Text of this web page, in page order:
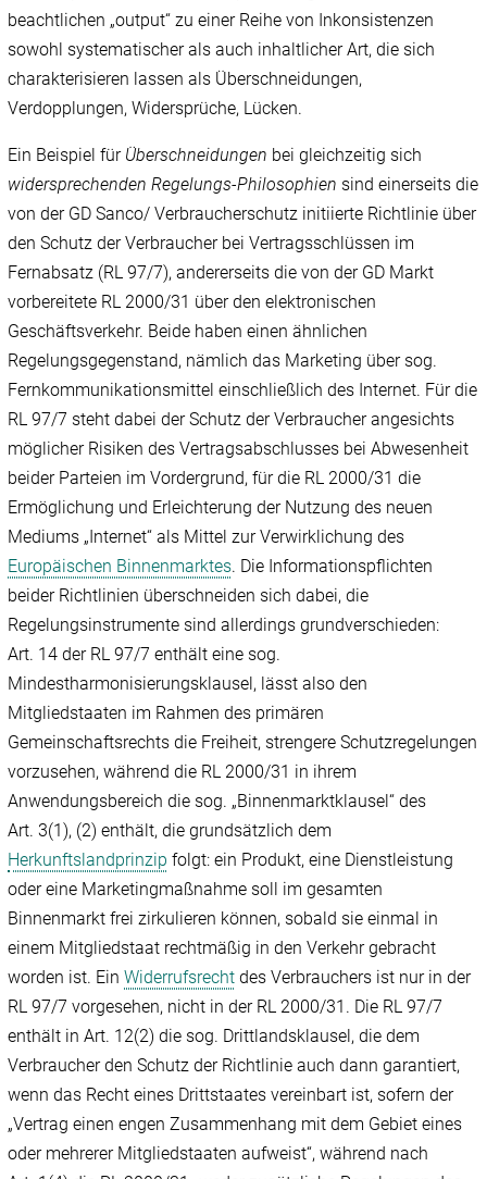
beachtlichen „output“ zu einer Reihe von Inkonsistenzen
sowohl systematischer als auch inhaltlicher Art, die sich
charakterisieren lassen als Überschneidungen,
Verdopplungen, Widersprüche, Lücken.
Ein Beispiel für Überschneidungen bei gleichzeitig sich
widersprechenden Regelungs-Philosophien sind einerseits die
von der GD Sanco/ Verbraucherschutz initiierte Richtlinie über
den Schutz der Verbraucher bei Vertragsschlüssen im
Fernabsatz (RL 97/7), andererseits die von der GD Markt
vorbereitete RL 2000/31 über den elektronischen
Geschäftsverkehr. Beide haben einen ähnlichen
Regelungsgegenstand, nämlich das Marketing über sog.
Fernkommunikationsmittel einschließlich des Internet. Für die
RL 97/7 steht dabei der Schutz der Verbraucher angesichts
möglicher Risiken des Vertragsabschlusses bei Abwesenheit
beider Parteien im Vordergrund, für die RL 2000/31 die
Ermöglichung und Erleichterung der Nutzung des neuen
Mediums „Internet“ als Mittel zur Verwirklichung des
Europäischen Binnenmarktes. Die Informationspflichten
beider Richtlinien überschneiden sich dabei, die
Regelungsinstrumente sind allerdings grundverschieden:
Art. 14 der RL 97/7 enthält eine sog.
Mindestharmonisierungsklausel, lässt also den
Mitgliedstaaten im Rahmen des primären
Gemeinschaftsrechts die Freiheit, strengere Schutzregelungen
vorzusehen, während die RL 2000/31 in ihrem
Anwendungsbereich die sog. „Binnenmarktklausel“ des
Art. 3(1), (2) enthält, die grundsätzlich dem
Herkunftslandprinzip folgt: ein Produkt, eine Dienstleistung
oder eine Marketingmaßnahme soll im gesamten
Binnenmarkt frei zirkulieren können, sobald sie einmal in
einem Mitgliedstaat rechtmäßig in den Verkehr gebracht
worden ist. EinWiderrufsrecht des Verbrauchers ist nur in der
RL 97/7 vorgesehen, nicht in der RL 2000/31. Die RL 97/7
enthält in Art. 12(2) die sog. Drittlandsklausel, die dem
Verbraucher den Schutz der Richtlinie auch dann garantiert,
wenn das Recht eines Drittstaates vereinbart ist, sofern der
„Vertrag einen engen Zusammenhang mit dem Gebiet eines
oder mehrerer Mitgliedstaaten aufweist“, während nach